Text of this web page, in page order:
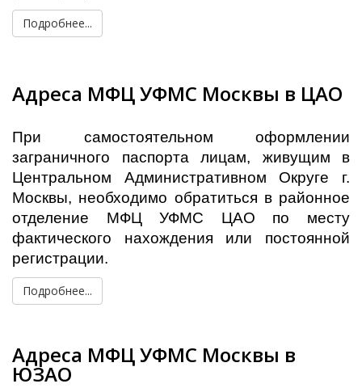
Подробнее...
Адреса МФЦ УФМС Москвы в ЦАО
При самостоятельном оформлении
заграничного паспорта лицам, живущим в
Центральном Административном Округе г.
Москвы, необходимо обратиться в районное
отделение МФЦ УФМС ЦАО по месту
фактического нахождения или постоянной
регистрации.
Подробнее...
Адреса МФЦ УФМС Москвы в
ЮЗАО